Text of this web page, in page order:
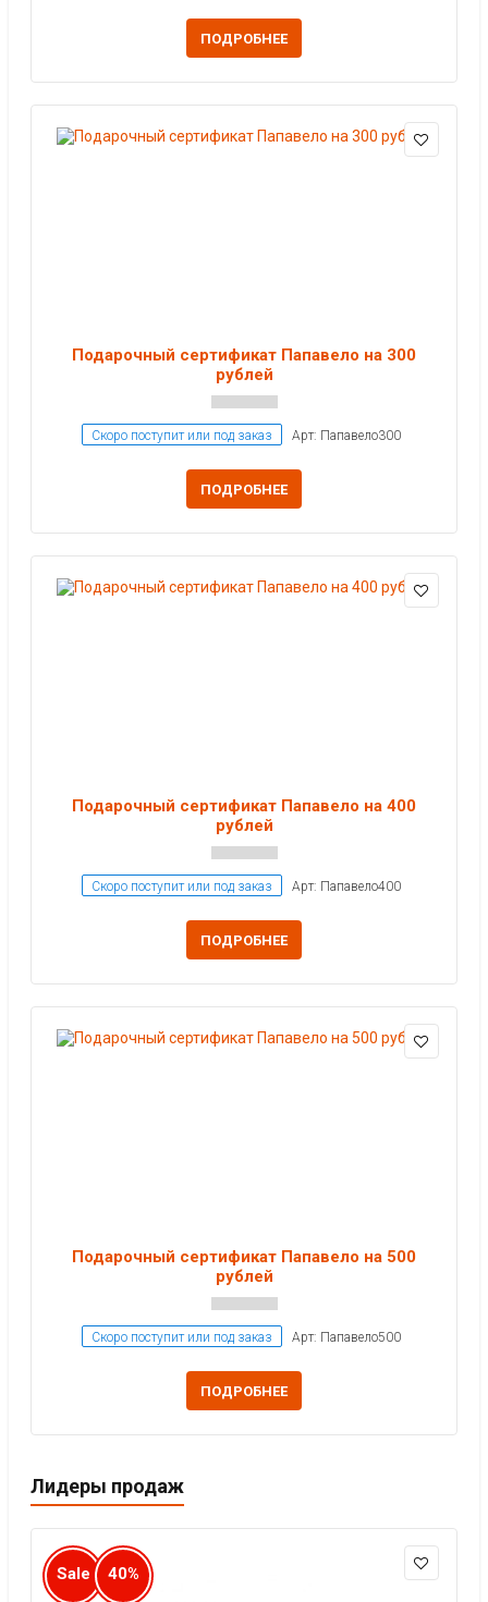
ПОДРОБНЕЕ
Подарочный сертификат Папавело на 300
рублей
Скоро поступит или под заказ Арт: Папавело300
ПОДРОБНЕЕ
Подарочный сертификат Папавело на 400
рублей
Скоро поступит или под заказ Арт: Папавело400
ПОДРОБНЕЕ
Подарочный сертификат Папавело на 500
рублей
Скоро поступит или под заказ Арт: Папавело500
ПОДРОБНЕЕ
Лидеры продаж
Sale 40%